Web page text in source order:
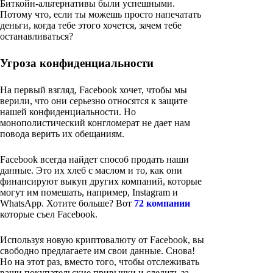
Биткойн-альтернативы были успешными.
Потому что, если ты можешь просто напечатать
деньги, когда тебе этого хочется, зачем тебе
останавливаться?
Угроза конфиденциальности
На первый взгляд, Facebook хочет, чтобы мы
верили, что они серьезно относятся к защите
нашей конфиденциальности. Но
монополистический конгломерат не дает нам
повода верить их обещаниям.
Facebook всегда найдет способ продать наши
данные. Это их хлеб с маслом и то, как они
финансируют выкуп других компаний, которые
могут им помешать, например, Instagram и
WhatsApp. Хотите больше? Вот 72 компании
которые съел Facebook.
Используя новую криптовалюту от Facebook, вы
свободно предлагаете им свои данные. Снова!
Но на этот раз, вместо того, чтобы отслеживать